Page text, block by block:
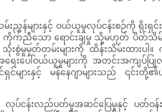
းညွှန်များနှင့် ဝယ်ယူမှုလုပ်ငန်းစဉ်ကို ရိုးရှ
သော ရောင်းချမှု သို့မဟုတ် ပိတ်သိမ်းခြင်
စွဲမှုမှတ်တမ်းများကို ထိန်းသိမ်းထားပ
င့် အရေးပေါ်ဝယ်ယူမှုများကို အတင်းအကျ
င်များနှင့် မန်နေဂျာများသည် ၎င်း
လုပ်ငန်းလည်ပတ်မှုအဆင်ပြေမှုနှင့် ပတ်ဝန်